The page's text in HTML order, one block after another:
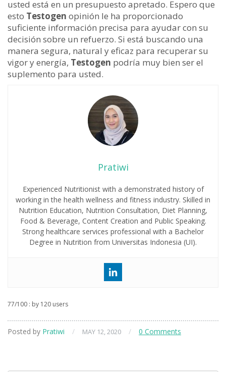
usted está en un presupuesto apretado. Espero que
esto Testogen opinión le ha proporcionado
suficiente información precisa para ayudar con su
decisión sobre un refuerzo. Si está buscando una
manera segura, natural y eficaz para recuperar su
vigor y energía, Testogen podría muy bien ser el
suplemento para usted.
Pratiwi
Experienced Nutritionist with a demonstrated history of
working in the health wellness and fitness industry. Skilled in
Nutrition Education, Nutrition Consultation, Diet Planning,
Food & Beverage, Content Creation and Public Speaking.
Strong healthcare services professional with a Bachelor
Degree in Nutrition from Universitas Indonesia (UI).
77/100 : by 120 users
Posted by Pratiwi / MAY 12, 2020 / 0 Comments